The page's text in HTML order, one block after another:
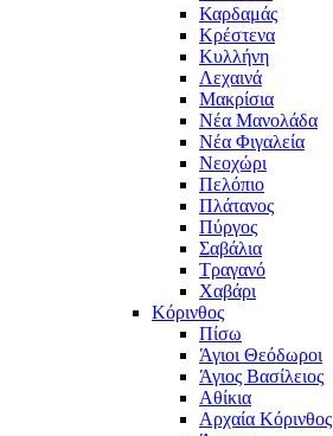
Καρδαμάς
Κρέστενα
Κυλλήνη
Λεχαινά
Μακρίσια
Νέα Μανολάδα
Νέα Φιγαλεία
Νεοχώρι
Πελόπιο
Πλάτανος
Πύργος
Σαβάλια
Τραγανό
Χαβάρι
Κόρινθος
Πίσω
Άγιοι Θεόδωροι
Άγιος Βασίλειος
Αθίκια
Αρχαία Κόρινθος